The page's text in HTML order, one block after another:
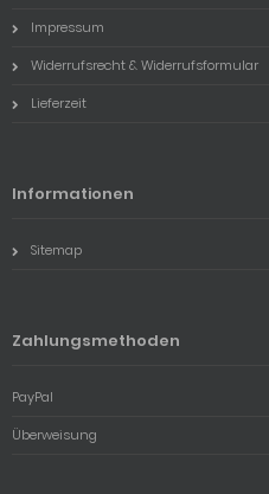
Impressum
Widerrufsrecht & Widerrufsformular
Lieferzeit
Informationen
Sitemap
Zahlungsmethoden
PayPal
Überweisung